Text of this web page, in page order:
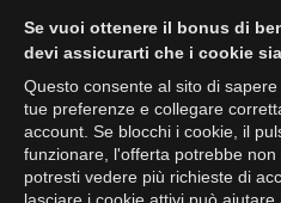
Se vuoi ottenere il bonus di
devi assicurarti che i cookie
Questo consente al sito di
tue preferenze e collegare
account. Se blocchi i cookie, il
funzionare, l'offerta potrebbe
potresti vedere più richieste di